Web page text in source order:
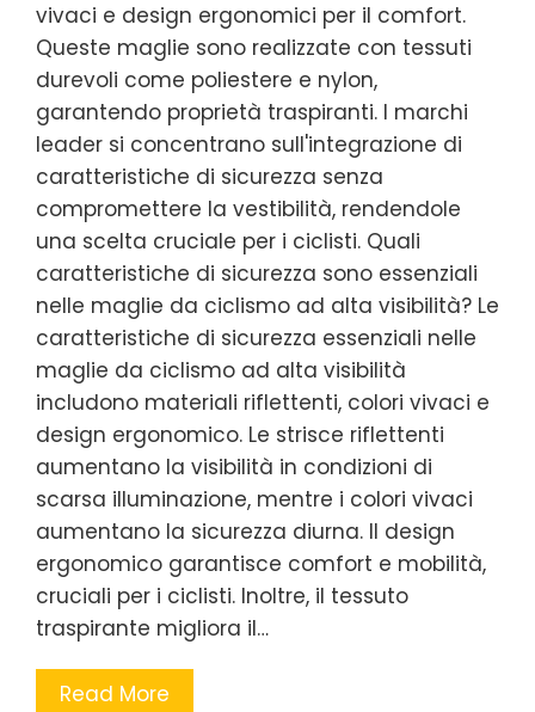
vivaci e design ergonomici per il comfort.
Queste maglie sono realizzate con tessuti
durevoli come poliestere e nylon,
garantendo proprietà traspiranti. I marchi
leader si concentrano sull'integrazione di
caratteristiche di sicurezza senza
compromettere la vestibilità, rendendole
una scelta cruciale per i ciclisti. Quali
caratteristiche di sicurezza sono essenziali
nelle maglie da ciclismo ad alta visibilità? Le
caratteristiche di sicurezza essenziali nelle
maglie da ciclismo ad alta visibilità
includono materiali riflettenti, colori vivaci e
design ergonomico. Le strisce riflettenti
aumentano la visibilità in condizioni di
scarsa illuminazione, mentre i colori vivaci
aumentano la sicurezza diurna. Il design
ergonomico garantisce comfort e mobilità,
cruciali per i ciclisti. Inoltre, il tessuto
traspirante migliora il…
Read More